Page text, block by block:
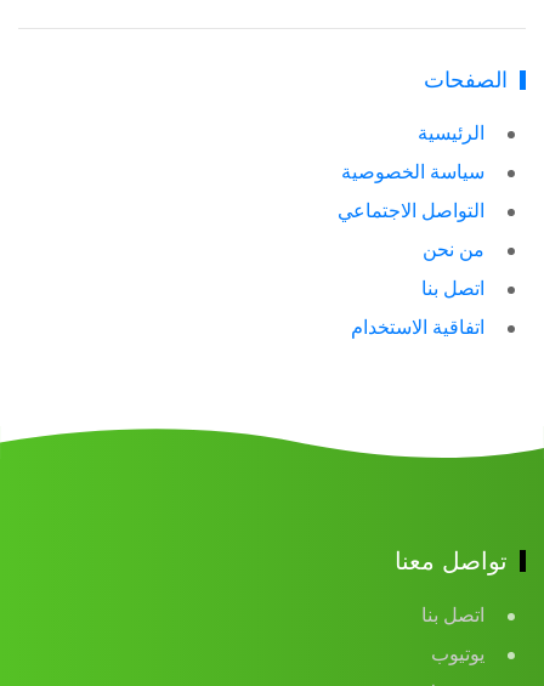
الصفحات
الرئيسية
سياسة الخصوصية
التواصل الاجتماعي
من نحن
اتصل بنا
اتفاقية الاستخدام
تواصل معنا
اتصل بنا
يوتيوب